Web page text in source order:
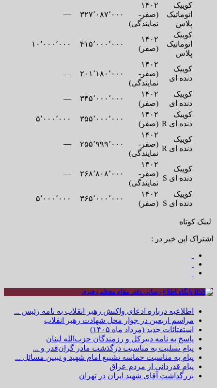
کوییک
اتوماتیک
پلاس
۱۴۰۲
(صفر-
نمایندگی)
۳۲۷٬۰۸۷٬۰۰۰ —
کوییک
اتوماتیک
پلاس
۱۴۰۲
(صفر)
۴۱۵٬۰۰۰٬۰۰۰ ۱۰٬۰۰۰٬۰۰۰
کوییک
دنده ای
۱۴۰۲
(صفر-
نمایندگی)
۲۰۱٬۱۸۰٬۰۰۰ —
کوییک
دنده ای
۱۴۰۲
(صفر)
۳۴۵٬۰۰۰٬۰۰۰
—
کوییک
دنده ای R
۱۴۰۲
(صفر)
۳۵۵٬۰۰۰٬۰۰۰ ۵٬۰۰۰٬۰۰۰
کوییک
دنده ای R
۱۴۰۲
(صفر-
نمایندگی)
۲۵۵٬۹۹۹٬۰۰۰ —
کوییک
دنده ای S
۱۴۰۲
(صفر-
نمایندگی)
۲۶۸٬۸۰۸٬۰۰۰ —
کوییک
دنده ای S
۱۴۰۲
(صفر)
۳۶۵٬۰۰۰٬۰۰۰ ۵٬۰۰۰٬۰۰۰
لینک کوتاه
اشتراک این خبر در :
پایگاه اطلاع رسانی دفتر مقام معظم رهبری
اطلاعیه درباره ادعای واکنش رهبر انقلاب به نامه رئیس ...
مراسم اربعین در جوار محل شهادت رهبر انقلاب
استفتائات جدید (مرداد ماه ۱۴۰۵)
پاسخ به نامه دبیرکل و رزمندگان حزب‌الله لبنان
پیام تسلیت به مناسبت درگذشت مادر گران‌قدر و ...
پیام به مناسبت حماسه تشییع امام شهید و تبیین مسائل ...
پیام قدردانی از مردم عراق
بزرگداشت آقای شهید ایران در تهران